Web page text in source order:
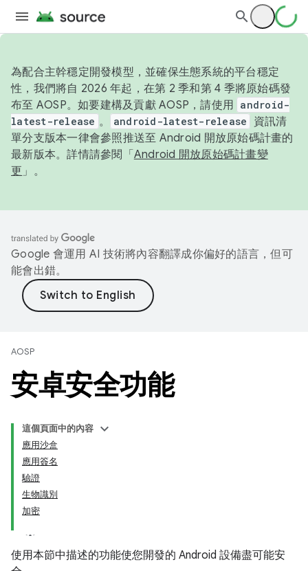
為配合主幹穩定開發模型，並確保生態系統的平台穩定
性，我們將自 2026 年起，在第 2 季和第 4 季將原始碼發
布至 AOSP。如要建構及貢獻 AOSP，請使用 android-
latest-release 。 android-latest-release
資訊清
單分支版本一律會參照推送至 Android 開放原始碼計畫的
最新版本。詳情請參閱「 Android 開放原始碼計畫變
更 」。
Google 會運用 AI 技術將內容翻譯成你偏好的語言，但可
能會出錯。
AOSP
安卓安全功能
這個頁面中的內容
應用沙盒
應用簽名
驗證
生物識別
加密
使用本節中描述的功能使您開發的 Android 設備盡可能安